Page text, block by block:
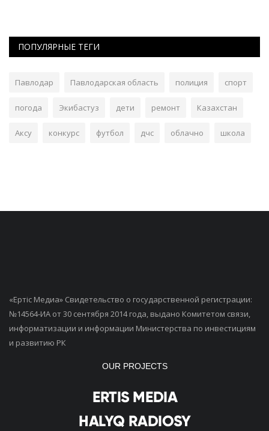
ПОПУЛЯРНЫЕ ТЕГИ
Павлодар Павлодарская область полиция спорт
погода Экибастуз дети ремонт Казахстан
Аксу конкурс футбол дчс облачно школа
«Ертiс Медиа» Свидетельство о государственной регистрации:
№14564-ИА от 30 сентября 2014 года, выдано Комитетом связи,
информатизации и информации Министерства по инвестициям
и развитию РК
OUR PROJECTS